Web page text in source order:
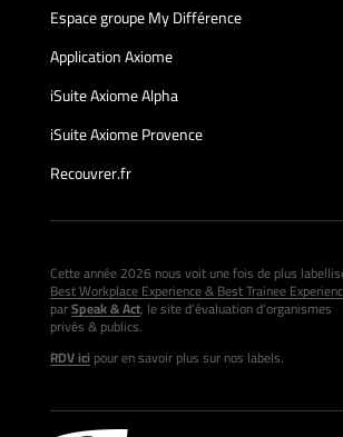
Espace groupe My Différence
Application Axiome
iSuite Axiome Alpha
iSuite Axiome Provence
Recouvrer.fr
Cette année 2026 nous voit une fois de plus
Best Workplace Experience & Best Trainee
parSpeak & Act, le site d’évaluation d’organismes
privés & publics.
RDV icipour en savoir plus sur nos labels.